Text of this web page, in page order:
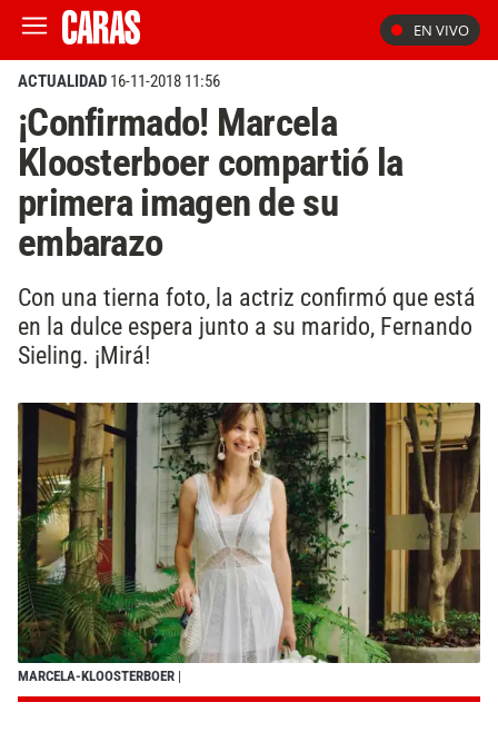
EN VIVO
ACTUALIDAD 16-11-2018 11:56
¡Confirmado! Marcela
Kloosterboer compartió la
primera imagen de su
embarazo
Con una tierna foto, la actriz confirmó que está
en la dulce espera junto a su marido, Fernando
Sieling. ¡Mirá!
MARCELA-KLOOSTERBOER |